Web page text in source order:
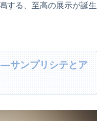
する、至高の展示が誕生
サンプリシテとア